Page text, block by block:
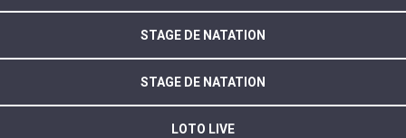
STAGE DE NATATION
STAGE DE NATATION
LOTO LIVE